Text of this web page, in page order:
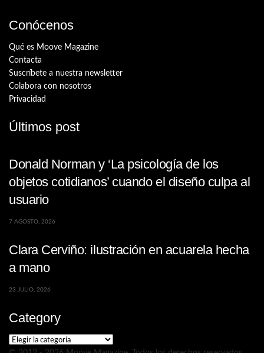
Conócenos
Qué es Moove Magazine
Contacta
Suscríbete a nuestra newsletter
Colabora con nosotros
Privacidad
Últimos post
Donald Norman y ‘La psicología de los
objetos cotidianos’ cuando el diseño culpa al
usuario
7 AGOSTO, 2026
Clara Cerviño: ilustración en acuarela hecha
a mano
23 JULIO, 2026
Category
Category